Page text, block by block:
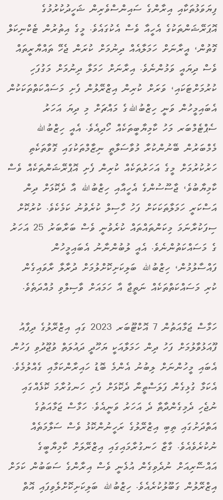
ފިޔަވަޅުތަކާއި އިރާންގެ ސައިންސްވެރިން ޝަހީދުކުރުމުގެ
އޮޕަރޭޝަންތަކުގެ އެހީއާ ވެސް އެކުގައެވެ. މީގެ އިތުރުން ޓެކްނިކަލް
ގޮތުން، އީރާނަށް ހަމަލާއެއް ދިނުމަށް ކުރަން ޖެހޭ ތައްޔާރީތައް
ވެސް ދިޔައީ ވަމުންނެވެ. އިރާނަށް ހަމަލާ ދިނުމަށް މަގުފަހި
ކުރުމަށްޓަކައި، ވަރަށް ކުރިން އިޒްރޭލުން ފެށި މަސައްކަތްތަކަކުން
އެބައިމީހުން ވަނީ ހިޒްބުﷲގެ މައްޗަށް މި ދިޔަ އަހަރު
ސެޕްޓެމްބަރ މަހު ކާމިޔާބީތަކެއް ހޯދިއެވެ. އެއީ ހިޒްބުﷲ
މެމްބަރުން ބޭނުންކުރާ މުވާސަލާތީ ނިޒާމްތަކުގައި ގޮވާތަކެތި
ހަރުކުރުމަށް މީގެ އަހަރުތަކެއް ކުރިން ފެށި އޮޕްރޭޝަންތަކެއް ވެސް
ކާމިޔާބުވެ، ޖާސޫސުންގެ އެހީއާއި ހިޒްބުﷲ އާ ދެކޮޅަށް ދިން
އަސްކަރީ ހަމަލާތަކަކަށް ފަހު ހާސިލް ކުރެވުނު ކަމެކެވެ. ކުރުކޮށް
ސިފަކުރާނަމަ މިކަންތައްތައް ކުރެވުނީ ވެސް ބަރާބަރު 25 އަހަރު
ގެ މަސައްކަތުންނެވެ. އެއީ ލުބުންނާނު އެބައިމީހުން
ފައްސާލުމުން، ހިޒްބުﷲ ބަލިކަށިކޮށްލުމަށް ދުރާލާ ރާވައިގެން
ކުރި މަސައްކަތްތަކެއް ނަތީޖާ އާ ހަމައަށް ވާސިލްވި މުއްދަތެވެ.
ހަމާސް ޖަމާއަތުން 7 އޮކްޓޫބަރ 2023 ގައި އިޒްރޭލުގެ ދިފާއު
ފޫއަޅުވާލުމަށް ފަހު ދިން ހަމަލާއަކީ ޔަހޫދީ ދައުލަތް ވުޖޫދުވި ފަހުން
އެބައި މީހުންނަށް ލިބުނު އެންމެ ބޮޑު ހައިރާންކަމާއި ގެއްލުމެވެ.
އެކަމާ ގުޅިގެން ފަލަސްތީނާ ދެކޮޅަށް ފެށި ހަނގުރާމަ ކޮޅެއްގައި
ނުޖެހި ދެމިގެންދާތާ ދެ އަހަރު ވަނީއެވެ. ހަމާސް ޖަމާއަތުގެ
އަތްދަށުގައި ތިބި އިޒްރޭލުގެ ރަހީނުންކޮޅު ވެސް ސަލާމަތެއް
ނުކުރެވެއެވެ. ގާޒާ ހަނގުރާމައިގައި އިޒްރޭލަށް ކާމިޔާބީގެ
އައްސޭރިއަށް ނުދެވިގެން އުޅެނީ ވެސް އިރާންގެ ސަބަބުން ކަމަށް
އިޒްރޭލުން ގަބޫލުކުރެއެވެ. ހިޒްބުﷲ ބަލިކަށިކޮށްލެވިފައި އޮތް